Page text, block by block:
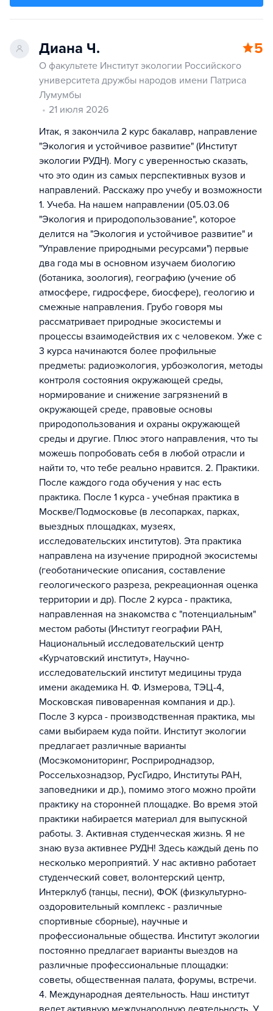
Диана Ч. 5
О факультете Институт экологии Российского
университета дружбы народов имени Патриса
Лумумбы
21 июля 2026
Итак, я закончила 2 курс бакалавр, направление
"Экология и устойчивое развитие" (Институт
экологии РУДН). Могу с уверенностью сказать,
что это один из самых перспективных вузов и
направлений. Расскажу про учебу и возможности
1. Учеба. На нашем направлении (05.03.06
"Экология и природопользование", которое
делится на "Экология и устойчивое развитие" и
"Управление природными ресурсами") первые
два года мы в основном изучаем биологию
(ботаника, зоология), географию (учение об
атмосфере, гидросфере, биосфере), геологию и
смежные направления. Грубо говоря мы
рассматривает природные экосистемы и
процессы взаимодействия их с человеком. Уже с
3 курса начинаются более профильные
предметы: радиоэкология, урбоэкология, методы
контроля состояния окружающей среды,
нормирование и снижение загрязнений в
окружающей среде, правовые основы
природопользования и охраны окружающей
среды и другие. Плюс этого направления, что ты
можешь попробовать себя в любой отрасли и
найти то, что тебе реально нравится. 2. Практики.
После каждого года обучения у нас есть
практика. После 1 курса - учебная практика в
Москве/Подмосковье (в лесопарках, парках,
выездных площадках, музеях,
исследовательских институтов). Эта практика
направлена на изучение природной экосистемы
(геоботанические описания, составление
геологического разреза, рекреационная оценка
территории и др). После 2 курса - практика,
направленная на знакомства с "потенциальным"
местом работы (Институт географии РАН,
Национальный исследовательский центр
«Курчатовский институт», Научно-
исследовательский институт медицины труда
имени академика Н. Ф. Измерова, ТЭЦ-4,
Московская пивоваренная компания и др.).
После 3 курса - производственная практика, мы
сами выбираем куда пойти. Институт экологии
предлагает различные варианты
(Мосэкомониторинг, Росприроднадзор,
Россельхознадзор, РусГидро, Институты РАН,
заповедники и др.), помимо этого можно пройти
практику на сторонней площадке. Во время этой
практики набирается материал для выпускной
работы. 3. Активная студенческая жизнь. Я не
знаю вуза активнее РУДН! Здесь каждый день по
несколько мероприятий. У нас активно работает
студенческий совет, волонтерский центр,
Интерклуб (танцы, песни), ФОК (физкультурно-
оздоровительный комплекс - различные
спортивные сборные), научные и
профессиональные общества. Институт экологии
постоянно предлагает варианты выездов на
различные профессиональные площадки:
советы, общественная палата, форумы, встречи.
4. Международная деятельность. Наш институт